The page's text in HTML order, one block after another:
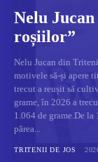
Nelu
roșiilor”
Nelu Jucan din
motivele să-și apere
trecut a reușit să
grame, în 2026 a
1.064 de grame.De
părea...
TRITENII DE JOS